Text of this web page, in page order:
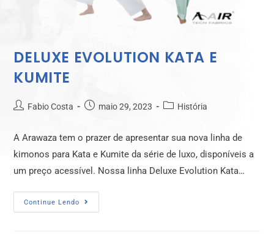
DELUXE EVOLUTION KATA E
KUMITE
Fabio Costa maio 29, 2023 História
A Arawaza tem o prazer de apresentar sua nova linha de
kimonos para Kata e Kumite da série de luxo, disponíveis a
um preço acessível. Nossa linha Deluxe Evolution Kata…
Continue Lendo